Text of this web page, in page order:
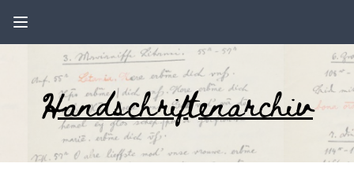
Handschriftenarchiv